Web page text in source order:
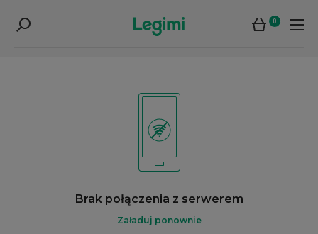
0
Brak połączenia z serwerem
Załaduj ponownie